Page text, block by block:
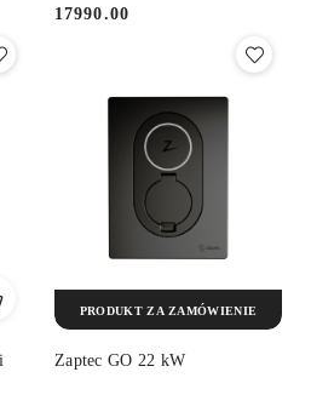
17990.00
Zaptec GO 22 kW
PRODUKT ZA ZAMÓWIENIE